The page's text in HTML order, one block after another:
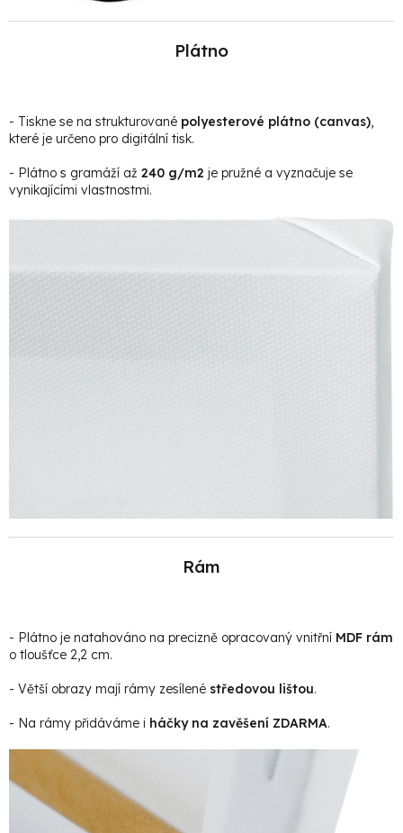
Plátno
- Tiskne se na strukturované polyesterové plátno (canvas)
které je určeno pro digitální tisk.
- Plátno s gramáží až 240 g/m2 je pružné a vyznačuje se
vynikajícími vlastnostmi.
Rám
- Plátno je natahováno na precizně opracovaný vnitřní MDF rám
o tloušťce 2,2 cm.
- Větší obrazy mají rámy zesílené středovou lištou.
- Na rámy přidáváme i háčky na zavěšení ZDARMA.